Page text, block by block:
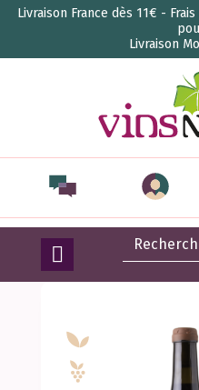
Livraison France dès 11€ -
Livraison